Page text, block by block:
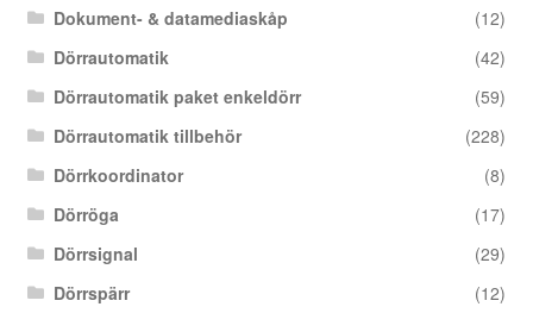
Dokument- & datamediaskåp
(12)
Dörrautomatik
(42)
Dörrautomatik paket enkeldörr
(59)
Dörrautomatik tillbehör
(228)
Dörrkoordinator
(8)
Dörröga
(17)
Dörrsignal
(29)
Dörrspärr
(12)